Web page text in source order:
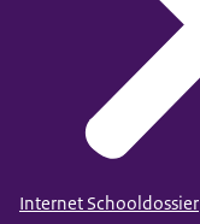
Internet Schooldossier